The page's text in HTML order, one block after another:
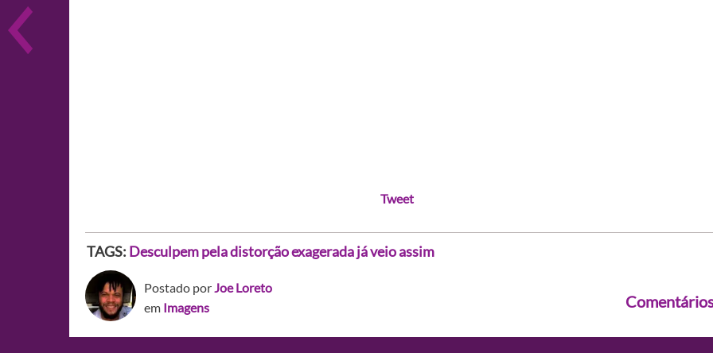
Tweet
TAGS: Desculpem pela distorção exagerada já veio assim
Postado porJoe Loreto
em Imagens